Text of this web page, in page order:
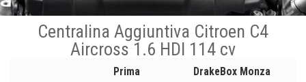
Centralina Aggiuntiva Citroen C4
Aircross 1.6 HDI 114 cv
Prima DrakeBox Monza